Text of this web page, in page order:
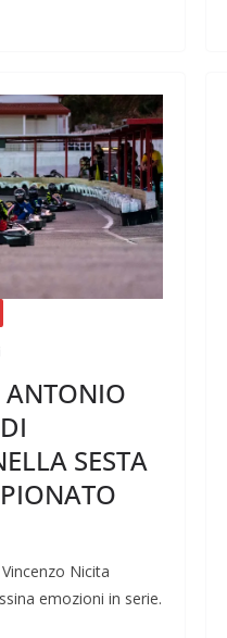
ANTONIO
SESTA
Nicita
emozioni in serie.